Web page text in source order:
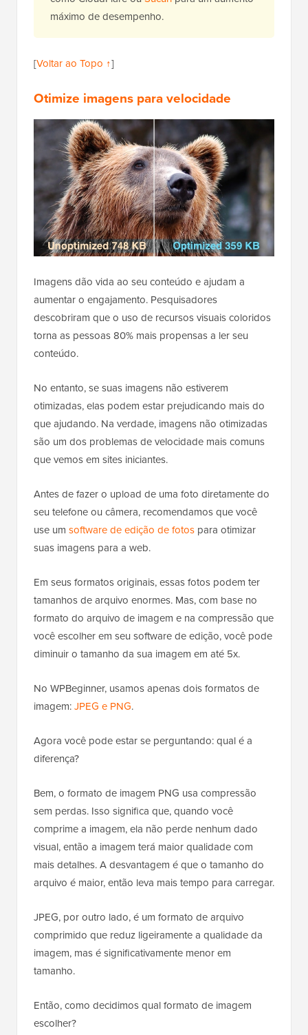
máximo de desempenho.
[Voltar ao Topo ↑]
Otimize imagens para velocidade
Imagens dão vida ao seu conteúdo e ajudam a
aumentar o engajamento. Pesquisadores
descobriram que o uso de recursos visuais coloridos
torna as pessoas 80% mais propensas a ler seu
conteúdo.
No entanto, se suas imagens não estiverem
otimizadas, elas podem estar prejudicando mais do
que ajudando. Na verdade, imagens não otimizadas
são um dos problemas de velocidade mais comuns
que vemos em sites iniciantes.
Antes de fazer o upload de uma foto diretamente do
seu telefone ou câmera, recomendamos que você
use um software de edição de fotos para otimizar
suas imagens para a web.
Em seus formatos originais, essas fotos podem ter
tamanhos de arquivo enormes. Mas, com base no
formato do arquivo de imagem e na compressão que
você escolher em seu software de edição, você pode
diminuir o tamanho da sua imagem em até 5x.
No WPBeginner, usamos apenas dois formatos de
imagem:JPEG e PNG.
Agora você pode estar se perguntando: qual é a
diferença?
Bem, o formato de imagem PNG usa compressão
sem perdas. Isso significa que, quando você
comprime a imagem, ela não perde nenhum dado
visual, então a imagem terá maior qualidade com
mais detalhes. A desvantagem é que o tamanho do
arquivo é maior, então leva mais tempo para carregar.
JPEG, por outro lado, é um formato de arquivo
comprimido que reduz ligeiramente a qualidade da
imagem, mas é significativamente menor em
tamanho.
Então, como decidimos qual formato de imagem
escolher?